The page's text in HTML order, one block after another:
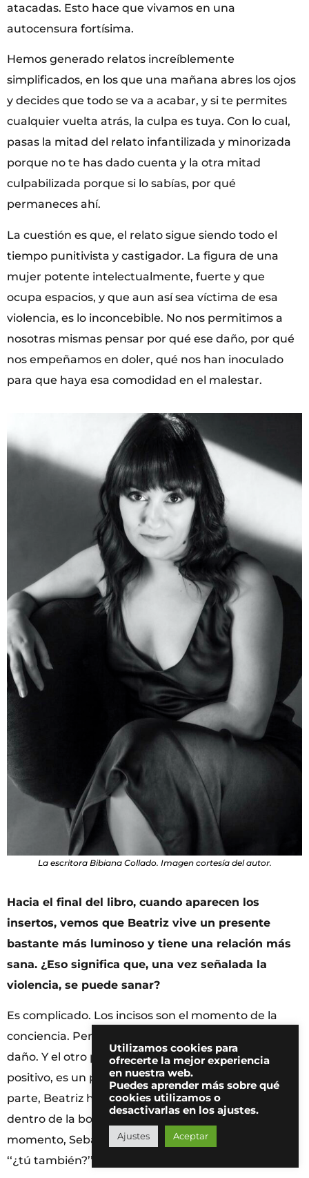
atacadas. Esto hace que vivamos en una
autocensura fortísima.
Hemos generado relatos increíblemente
simplificados, en los que una mañana abres los ojos
y decides que todo se va a acabar, y si te permites
cualquier vuelta atrás, la culpa es tuya. Con lo cual,
pasas la mitad del relato infantilizada y minorizada
porque no te has dado cuenta y la otra mitad
culpabilizada porque si lo sabías, por qué
permaneces ahí.
La cuestión es que, el relato sigue siendo todo el
tiempo punitivista y castigador. La figura de una
mujer potente intelectualmente, fuerte y que
ocupa espacios, y que aun así sea víctima de esa
violencia, es lo inconcebible. No nos permitimos a
nosotras mismas pensar por qué ese daño, por qué
nos empeñamos en doler, qué nos han inoculado
para que haya esa comodidad en el malestar.
La escritora Bibiana Collado. Imagen cortesía del autor.
Hacia el final del libro, cuando aparecen los
insertos, vemos que Beatriz vive un presente
bastante más luminoso y tiene una relación más
sana. ¿Eso significa que, una vez señalada la
violencia, se puede sanar?
Es complicado. Los incisos son el momento de la
conciencia. Pero, fíjate, que ahí sigue haciéndose
daño. Y el otro personaje, masculino, pero en
positivo, es un personaje herido también. En una
parte, Beatriz habla de esos mordiscos que se da
dentro de la boca de manera inconsciente y, en un
momento, Sebas se muerde, a lo que ella le dice
‘‘¿tú también?’’.
Utilizamos cookies para
ofrecerte la mejor experiencia
en nuestra web.
Puedes aprender más sobre qué
cookies utilizamos o
desactivarlas en los ajustes.
Ajustes Aceptar